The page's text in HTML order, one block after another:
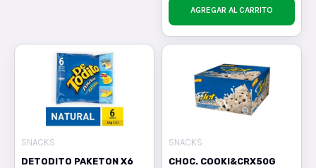
AGREGAR AL CARRITO
SNACKS
DETODITO PAKETON X6
SNACKS
CHOC. COOKI&CRX50G